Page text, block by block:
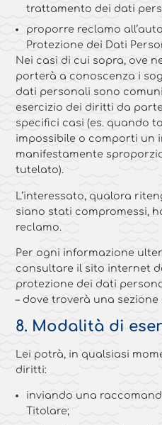
trattamento dei dati
proporre reclamo
Protezione dei Dati
Nei casi di cui sopra, ove
porterà a conoscenza i
dati personali sono
esercizio dei diritti da
specifici casi (es. quando
impossibile o comporti un
manifestamente
tutelato).
L’interessato, qualora
siano stati compromessi,
reclamo.
Per ogni informazione
consultare il sito internet
protezione dei dati
– dove troverà una
8. Modalità di
Lei potrà, in qualsiasi
diritti:
inviando una
Titolare;